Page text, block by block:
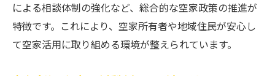
による相談体制の強化など、総合的な空家政策の推進が
特徴です。これにより、空家所有者や地域住民が安心し
て空家活用に取り組める環境が整えられています。